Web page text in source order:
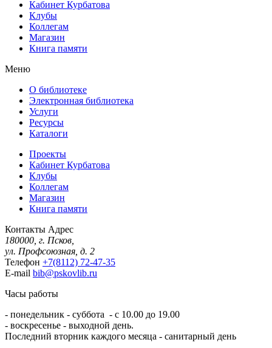
Кабинет Курбатова
Клубы
Коллегам
Магазин
Книга памяти
Меню
О библиотеке
Электронная библиотека
Услуги
Ресурсы
Каталоги
Проекты
Кабинет Курбатова
Клубы
Коллегам
Магазин
Книга памяти
Контакты Адрес
180000, г. Псков,
ул. Профсоюзная, д. 2
Телефон +7(8112) 72-47-35
E-mail bib@pskovlib.ru
Часы работы
- понедельник - суббота - с 10.00 до 19.00
- воскресенье - выходной день.
Последний вторник каждого месяца - санитарный день